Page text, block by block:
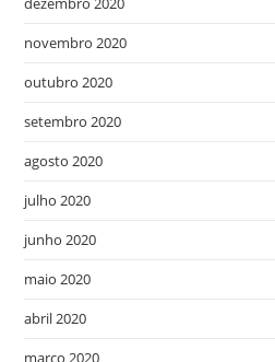
novembro 2020
outubro 2020
setembro 2020
agosto 2020
julho 2020
junho 2020
maio 2020
abril 2020
março 2020